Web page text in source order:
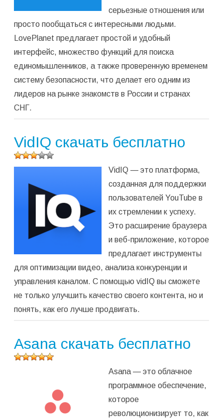
серьезные отношения или
просто пообщаться с интересными людьми.
LovePlanet предлагает простой и удобный
интерфейс, множество функций для поиска
единомышленников, а также проверенную временем
систему безопасности, что делает его одним из
лидеров на рынке знакомств в России и странах
СНГ.
VidIQ скачать бесплатно
Оцените
оценок,
среднее:
из 5)
VidIQ — это платформа,
созданная для поддержки
пользователей YouTube в
их стремлении к успеху.
Это расширение браузера
и веб-приложение, которое
предлагает инструменты
для оптимизации видео, анализа конкуренции и
управления каналом. С помощью vidIQ вы сможете
не только улучшить качество своего контента, но и
понять, как его лучше продвигать.
Asana скачать бесплатно
среднее:
из 5)
Asana — это облачное
программное обеспечение,
которое
революционизирует то, как